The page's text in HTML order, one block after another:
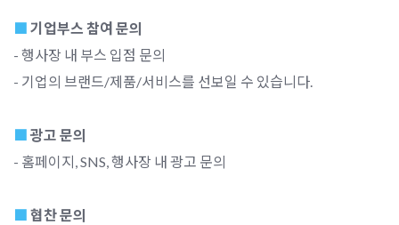
■ 기업부스 참여 문의
- 행사장 내 부스 입점 문의
- 기업의 브랜드/제품/서비스를 선보일 수 있습니다.
■ 광고 문의
- 홈페이지, SNS, 행사장 내 광고 문의
■ 협찬 문의